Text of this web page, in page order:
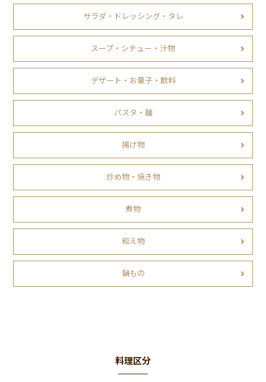
サラダ・ドレッシング・タレ
スープ・シチュー・汁物
デザート・お菓子・飲料
パスタ・麺
揚げ物
炒め物・焼き物
煮物
和え物
鍋もの
料理区分